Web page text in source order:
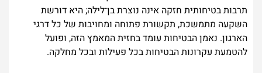
תרבות בטיחותית חזקה אינה נוצרת בן־לילה; היא דורשת
השקעה מתמשכת, תקשורת פתוחה ומחויבות של כל דרגי
הארגון. נאמן הבטיחות עומד בחזית המאמץ הזה, ופועל
להטמעת עקרונות הבטיחות בכל פעילות ובכל מחלקה.